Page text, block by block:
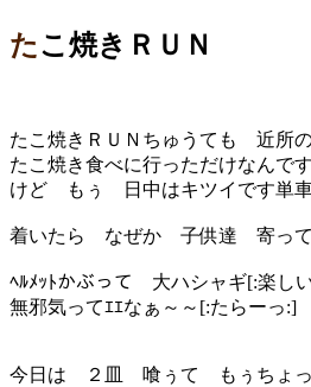
たこ焼きＲＵＮ
たこ焼きＲＵＮちゅうても 近所
たこ焼き食べに行っただけなんで
けど もぅ 日中はキツイです単
着いたら なぜか 子供達 寄って
ﾍﾙﾒｯﾄかぶって 大ハシャギ[:楽し
無邪気ってｴｴなぁ～～[:たらーっ:]
今日は ２皿 喰ぅて もぅちょっ